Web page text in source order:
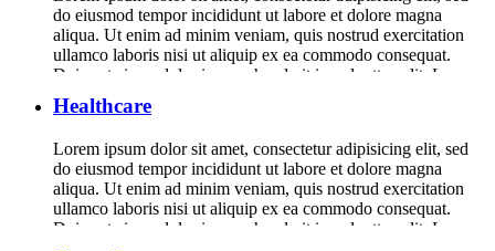
do eiusmod tempor incididunt ut labore et dolore magna
aliqua. Ut enim ad minim veniam, quis nostrud exercitation
ullamco laboris nisi ut aliquip ex ea commodo consequat.
Duis aute irure dolor in reprehenderit in voluptte velit. Lorem
ipsum dolor sit amet, consectetur adipisicing elit, sed do […]
Healthcare
Lorem ipsum dolor sit amet, consectetur adipisicing elit, sed
do eiusmod tempor incididunt ut labore et dolore magna
aliqua. Ut enim ad minim veniam, quis nostrud exercitation
ullamco laboris nisi ut aliquip ex ea commodo consequat.
Duis aute irure dolor in reprehenderit in voluptte velit. Lorem